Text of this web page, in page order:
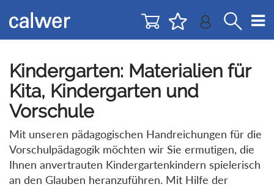
zur
Navigation
zum
Inhalt
Kindergarten: Materialien für
Kita, Kindergarten und
Vorschule
Mit unseren pädagogischen Handreichungen für die
Vorschulpädagogik möchten wir Sie ermutigen, die
Ihnen anvertrauten Kindergartenkindern spielerisch
an den Glauben heranzuführen. Mit Hilfe der